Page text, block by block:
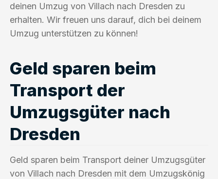
deinen Umzug von Villach nach Dresden zu
erhalten. Wir freuen uns darauf, dich bei deinem
Umzug unterstützen zu können!
Geld sparen beim
Transport der
Umzugsgüter nach
Dresden
Geld sparen beim Transport deiner Umzugsgüter
von Villach nach Dresden mit dem Umzugskönig